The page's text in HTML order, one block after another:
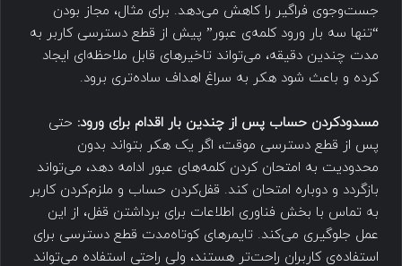
جست‌وجوی فراگیر را کاهش می‌دهد. برای مثال، مجاز بودن
“تنها سه بار ورود کلمه‌ی عبور” پیش از قطع دسترسی کاربر به
مدت چندین دقیقه، می‌تواند تاخیرهای قابل ملاحظه‌ای ایجاد
کرده و باعث شود هکر به سراغ اهداف ساده‌تری برود.
مسدودکردن حساب پس از چندین بار اقدام برای ورود: حتی
پس از قطع دسترسی موقت، اگر یک هکر بتواند بدون
محدودیت به امتحان کردن کلمه‌های عبور ادامه دهد، می‌تواند
بازگردد و دوباره امتحان کند. قفل‌کردن حساب و ملزم‌کردن کاربر
به تماس با بخش فناوری اطلاعات برای برداشتن قفل، از این
عمل جلوگیری می‌کند. تایمرهای کوتاه‌مدت قطع دسترسی برای
استفاده‌ی کاربران راحت‌تر هستند، ولی راحتی استفاده می‌تواند